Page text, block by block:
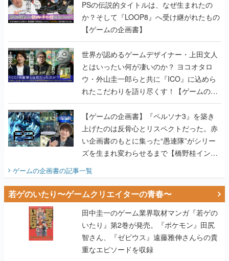
PSの伝説的タイトルは、なぜ生まれたの
か？そして『LOOP8』へ受け継がれたもの
【ゲームの企画書】
世界が認めるゲームデザイナー・上田文人
とはいったい何が凄いのか？ ヨコオタロ
ウ・外山圭一郎らと共に『ICO』に込めら
れたこだわりを語り尽くす！【ゲームの企
画書】
【ゲームの企画書】『ペルソナ3』を築き
上げたのは反骨心とリスペクトだった。赤
い企画書のもとに集った“愚連隊”がシリー
ズを生まれ変わらせるまで【橋野桂インタ
ゲームの企画書の記事一覧
若ゲのいたり〜ゲームクリエイターの青春〜
田中圭一のゲーム業界取材マンガ『若ゲの
いたり』第2巻が発売。『ポケモン』田尻
智さん、『ゼビウス』遠藤雅伸さんらの貴
重なエピソードを収録